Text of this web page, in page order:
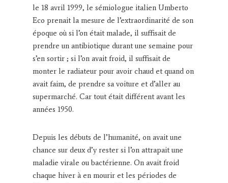
le 18 avril 1999, le sémiologue italien Umberto
Eco prenait la mesure de l’extraordinarité de son
époque où si l’on était malade, il suffisait de
prendre un antibiotique durant une semaine pour
s’en sortir ; si l’on avait froid, il suffisait de
monter le radiateur pour avoir chaud et quand on
avait faim, de prendre sa voiture et d’aller au
supermarché. Car tout était différent avant les
années 1950.
Depuis les débuts de l’humanité, on avait une
chance sur deux d’y rester si l’on attrapait une
maladie virale ou bactérienne. On avait froid
chaque hiver à en mourir et les périodes de